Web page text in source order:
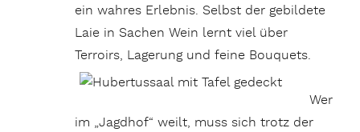
ein wahres Erlebnis. Selbst der gebildete
Laie in Sachen Wein lernt viel über
Terroirs, Lagerung und feine Bouquets.
Wer
im „Jagdhof“ weilt, muss sich trotz der